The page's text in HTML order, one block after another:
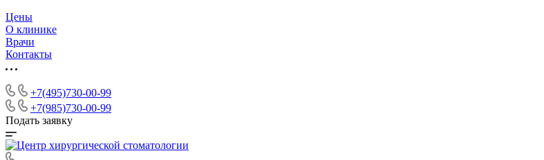
Цены
О клинике
Врачи
Контакты
+7(495)730-00-99
+7(985)730-00-99
Подать заявку